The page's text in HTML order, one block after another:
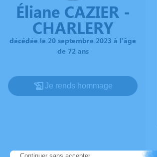
Éliane CAZIER -
CHARLERY
décédée le 20 septembre 2023 à l'âge
de 72 ans
Je rends hommage